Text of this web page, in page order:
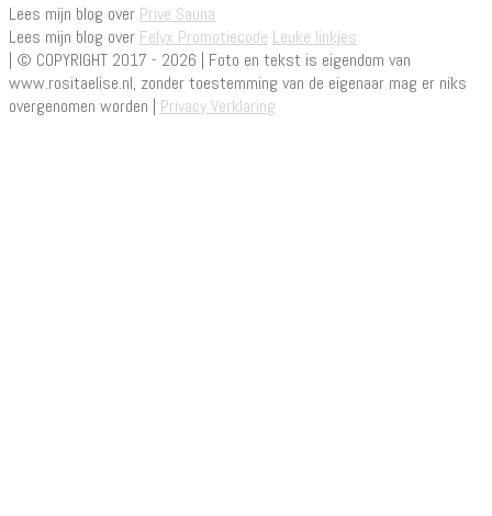
Lees mijn blog over Prive Sauna
Lees mijn blog over Felyx Promotiecode Leuke linkjes
| © COPYRIGHT 2017 - 2026 | Foto en tekst is eigendom van
www.rositaelise.nl, zonder toestemming van de eigenaar mag er niks
overgenomen worden | Privacy Verklaring